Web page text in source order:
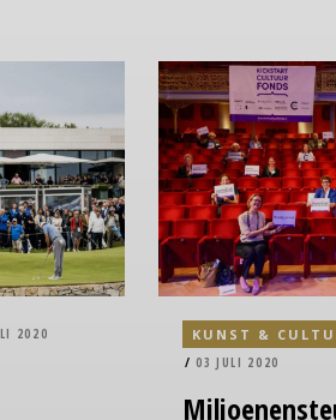
past bij
2020 KUNST &
03 JULI 2020